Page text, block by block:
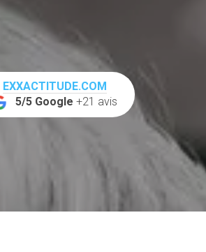
EXXACTITUDE.COM
5/5 Google +21 avis